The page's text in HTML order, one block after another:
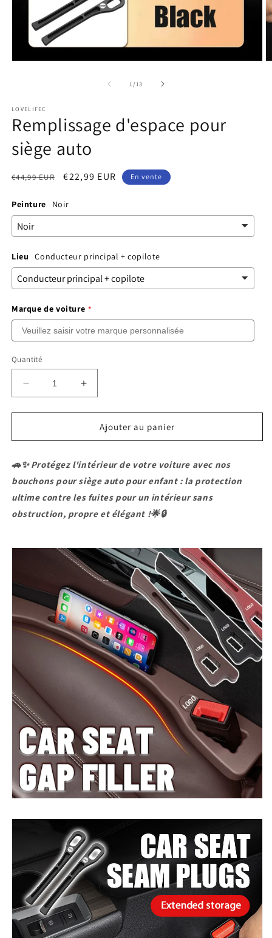
une
fenêtre
modale
1 /de
13
LOVELIFEC
Remplissage d'espace pour
siège auto
Prix
€44,99 EUR
Prix
€22,99 EUR En vente
Peinture Noir
Lieu Conducteur principal + copilote
Marque de voiture
Quantité
Réduire
la
quantité
Remplissage
pour
siège
Augmenter
la
quantité
Remplissage
pour
siège
auto
Ajouter au panier
🚗✨ Protégez l'intérieur de votre voiture avec nos
bouchons pour siège auto pour enfant : la protection
ultime contre les fuites pour un intérieur sans
obstruction, propre et élégant !🌟🔒